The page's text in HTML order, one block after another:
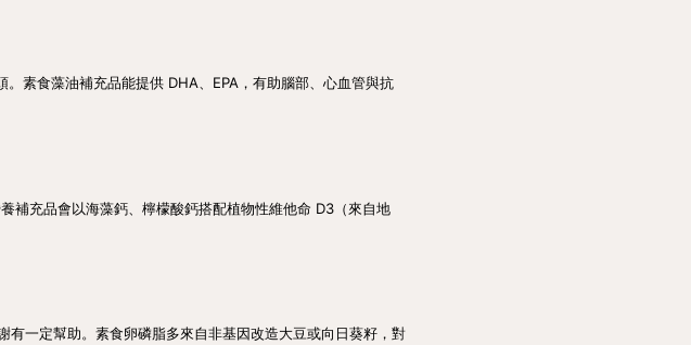
素食藻油補充品能提供 DHA、EPA，有助腦部、心血管與抗
補充品會以海藻鈣、檸檬酸鈣搭配植物性維他命 D3（來自地
一定幫助。素食卵磷脂多來自非基因改造大豆或向日葵籽，對